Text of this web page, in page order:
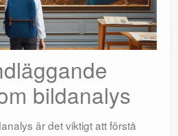
bildanalys
är det viktigt att förstå